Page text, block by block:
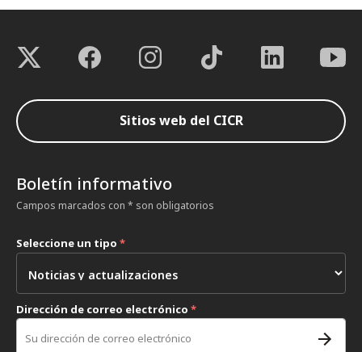
Sitios web del CICR
Boletín informativo
Campos marcados con * son obligatorios
Seleccione un tipo *
Dirección de correo electrónico *